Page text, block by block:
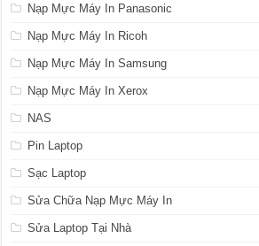
Nạp Mực Máy In Panasonic
Nạp Mực Máy In Ricoh
Nạp Mực Máy In Samsung
Nạp Mực Máy In Xerox
NAS
Pin Laptop
Sạc Laptop
Sửa Chữa Nạp Mực Máy In
Sửa Laptop Tại Nhà